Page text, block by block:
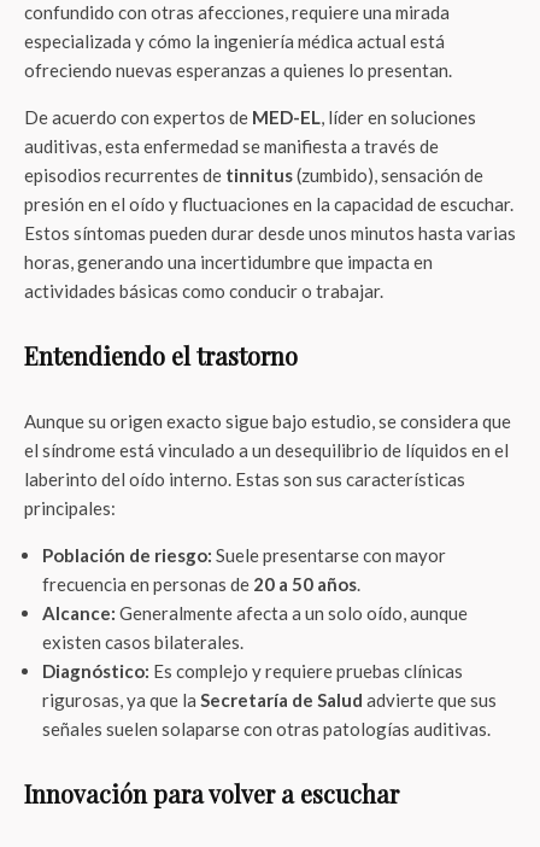
confundido con otras afecciones, requiere una mirada
especializada y cómo la ingeniería médica actual está
ofreciendo nuevas esperanzas a quienes lo presentan.
De acuerdo con expertos de MED-EL, líder en soluciones
auditivas, esta enfermedad se manifiesta a través de
episodios recurrentes de tinnitus(zumbido), sensación de
presión en el oído y fluctuaciones en la capacidad de escuchar.
Estos síntomas pueden durar desde unos minutos hasta varias
horas, generando una incertidumbre que impacta en
actividades básicas como conducir o trabajar.
Entendiendo el trastorno
Aunque su origen exacto sigue bajo estudio, se considera que
el síndrome está vinculado a un desequilibrio de líquidos en el
laberinto del oído interno. Estas son sus características
principales:
Población de riesgo: Suele presentarse con mayor
frecuencia en personas de 20 a 50 años.
Alcance: Generalmente afecta a un solo oído, aunque
existen casos bilaterales.
Diagnóstico: Es complejo y requiere pruebas clínicas
rigurosas, ya que la Secretaría de Salud advierte que sus
señales suelen solaparse con otras patologías auditivas.
Innovación para volver a escuchar